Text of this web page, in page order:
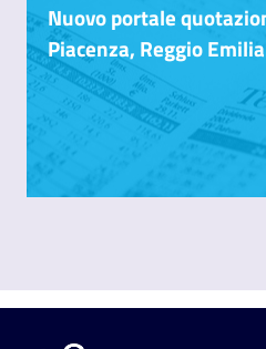
Nuovo portale
Piacenza, Reggio Emilia